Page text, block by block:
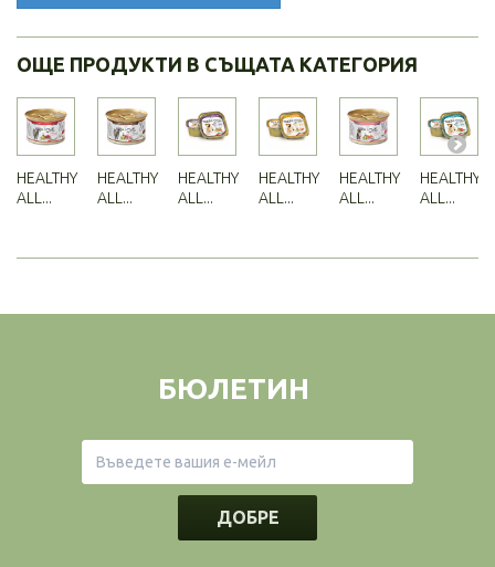
ОЩЕ ПРОДУКТИ В СЪЩАТА КАТЕГОРИЯ
HEALTHY
ALL...
HEALTHY
ALL...
HEALTHY
ALL...
HEALTHY
ALL...
HEALTHY
ALL...
HEALTHY
ALL...
БЮЛЕТИН
ДОБРЕ